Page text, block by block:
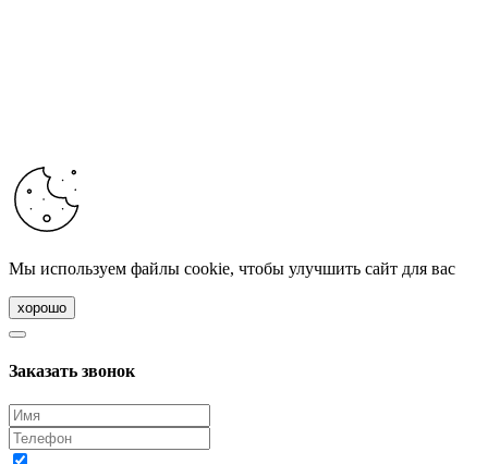
Мы используем файлы cookie, чтобы улучшить сайт для вас
хорошо
Заказать звонок